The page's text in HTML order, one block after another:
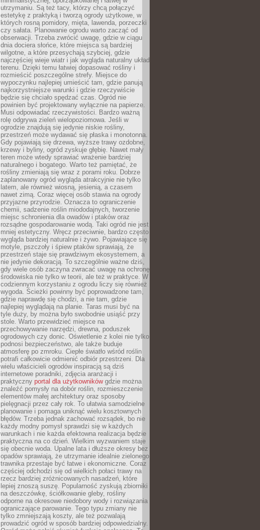
utrzymaniu. Są też tacy, którzy chcą połączyć
estetykę z praktyką i tworzą ogrody użytkowe, w
których rosną pomidory, mięta, lawenda, porzeczki
czy sałata. Planowanie ogrodu warto zacząć od
obserwacji. Trzeba zwrócić uwagę, gdzie w ciągu
dnia dociera słońce, które miejsca są bardziej
wilgotne, a które przesychają szybciej, gdzie
najczęściej wieje wiatr i jak wygląda naturalny układ
terenu. Dzięki temu łatwiej dopasować rośliny i
rozmieścić poszczególne strefy. Miejsce do
wypoczynku najlepiej umieścić tam, gdzie panują
najkorzystniejsze warunki i gdzie rzeczywiście
będzie się chciało spędzać czas. Ogród nie
powinien być projektowany wyłącznie na papierze.
Musi odpowiadać rzeczywistości. Bardzo ważną
rolę odgrywa zieleń wielopoziomowa. Jeśli w
ogrodzie znajdują się jedynie niskie rośliny,
przestrzeń może wydawać się płaska i monotonna.
Gdy pojawiają się drzewa, wyższe trawy ozdobne,
krzewy i byliny, ogród zyskuje głębię. Nawet mały
teren może wtedy sprawiać wrażenie bardziej
naturalnego i bogatego. Warto też pamiętać, że
rośliny zmieniają się wraz z porami roku. Dobrze
zaplanowany ogród wygląda atrakcyjnie nie tylko
latem, ale również wiosną, jesienią, a czasem
nawet zimą. Coraz więcej osób stawia na ogrody
przyjazne przyrodzie. Oznacza to ograniczenie
chemii, sadzenie roślin miododajnych, tworzenie
miejsc schronienia dla owadów i ptaków oraz
rozsądne gospodarowanie wodą. Taki ogród nie jest
mniej estetyczny. Wręcz przeciwnie, bardzo często
wygląda bardziej naturalnie i żywo. Pojawiające się
motyle, pszczoły i śpiew ptaków sprawiają, że
przestrzeń staje się prawdziwym ekosystemem, a
nie jedynie dekoracją. To szczególnie ważne dziś,
gdy wiele osób zaczyna zwracać uwagę na ochronę
środowiska nie tylko w teorii, ale też w praktyce. W
codziennym korzystaniu z ogrodu liczy się również
wygoda. Ścieżki powinny być poprowadzone tam,
gdzie naprawdę się chodzi, a nie tam, gdzie
najlepiej wyglądają na planie. Taras musi być na
tyle duży, by można było swobodnie usiąść przy
stole. Warto przewidzieć miejsce na
przechowywanie narzędzi, drewna, poduszek
ogrodowych czy donic. Oświetlenie z kolei nie tylko
podnosi bezpieczeństwo, ale także buduje
atmosferę po zmroku. Ciepłe światło wśród roślin
potrafi całkowicie odmienić odbiór przestrzeni. Dla
wielu właścicieli ogrodów inspiracją są dziś
internetowe poradniki, zdjęcia aranżacji i
praktyczny portal dla użytkownikówgdzie można
znaleźć pomysły na dobór roślin, rozmieszczenie
elementów małej architektury oraz sposoby
pielęgnacji przez cały rok. To ułatwia samodzielne
planowanie i pomaga uniknąć wielu kosztownych
błędów. Trzeba jednak zachować rozsądek, bo nie
każdy modny pomysł sprawdzi się w każdych
warunkach i nie każda efektowna realizacja będzie
praktyczna na co dzień. Wielkim wyzwaniem staje
się obecnie woda. Upalne lata i dłuższe okresy bez
opadów sprawiają, że utrzymanie idealnie zielonego
trawnika przestaje być łatwe i ekonomiczne. Coraz
częściej odchodzi się od wielkich połaci trawy na
rzecz bardziej zróżnicowanych nasadzeń, które
lepiej znoszą suszę. Popularność zyskują zbiorniki
na deszczówkę, ściółkowanie gleby, rośliny
odporne na okresowe niedobory wody i rozwiązania
ograniczające parowanie. Tego typu zmiany nie
tylko zmniejszają koszty, ale też pozwalają
prowadzić ogród w sposób bardziej odpowiedzialny.